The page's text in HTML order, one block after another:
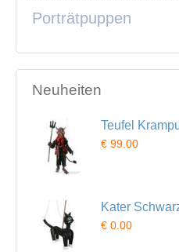
Porträtpuppen
Neuheiten
Teufel
€ 99.00
Kater
€ 0.00